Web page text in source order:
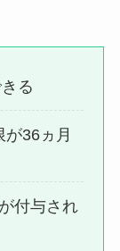
る
36ヵ月
付与され